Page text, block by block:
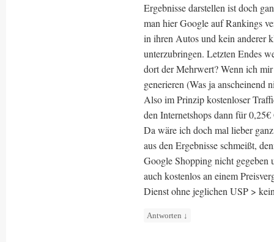
Ergebnisse darstellen ist doch
man hier Google auf Rankings
in ihren Autos und kein anderer
unterzubringen. Letzten Endes
dort der Mehrwert? Wenn ich
generieren (Was ja
Also im Prinzip kostenloser
den Internetshops dann für
Da wäre ich doch mal lieber
aus den Ergebnisse schmeißt,
Google Shopping nicht gegeben
auch kostenlos an einem
Dienst ohne jeglichen USP >
Antworten ↓